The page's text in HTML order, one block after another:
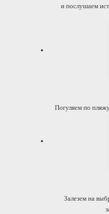
и послушаем
Погуляем по
Залезем на